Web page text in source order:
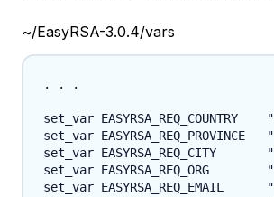
~/EasyRSA-3.0.4/vars
. . .
set_var EASYRSA_REQ_COUNTRY    "
set_var EASYRSA_REQ_PROVINCE   "
set_var EASYRSA_REQ_CITY       "
set_var EASYRSA_REQ_ORG        "
set_var EASYRSA_REQ_EMAIL      "